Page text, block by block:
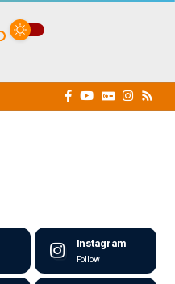
Instagram
Follow